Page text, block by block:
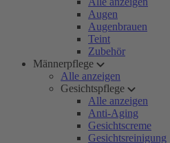
Augen
Augenbrauen
Teint
Zubehör
Männerpflege
Alle anzeigen
Gesichtspflege
Alle anzeigen
Anti-Aging
Gesichtscreme
Gesichtsreinigung